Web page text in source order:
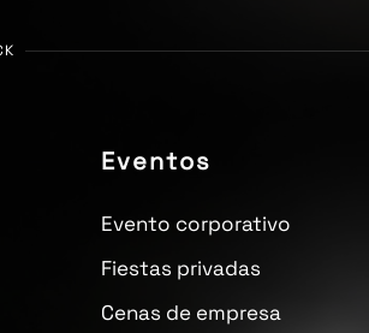
Eventos
Evento corporativo
Fiestas privadas
Cenas de empresa